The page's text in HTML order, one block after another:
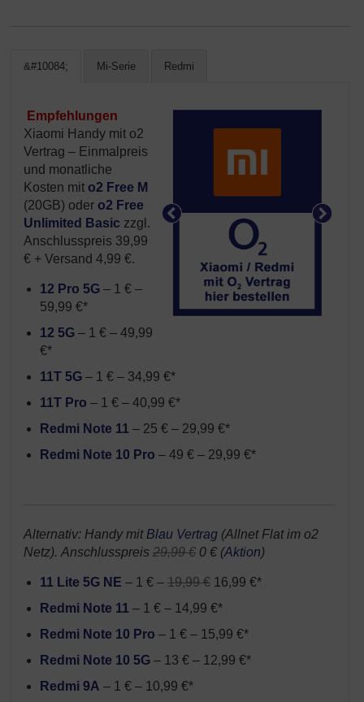
&#10084; Mi-Serie Redmi
Empfehlungen
Xiaomi Handy mit o2
Vertrag – Einmalpreis
und monatliche
Kosten mit o2 Free M
(20GB) oder o2 Free
Unlimited Basic zzgl.
Anschlusspreis 39,99
€ + Versand 4,99 €.
12 Pro 5G – 1 € –
59,99 €*
12 5G – 1 € – 49,99
€*
11T 5G – 1 € – 34,99 €*
11T Pro – 1 € – 40,99 €*
Redmi Note 11 – 25 € – 29,99 €*
Redmi Note 10 Pro – 49 € – 29,99 €*
Alternativ: Handy mit Blau Vertrag (Allnet Flat im o2
Netz). Anschlusspreis 29,99 € 0 € (Aktion)
11 Lite 5G NE – 1 € – 19,99 € 16,99 €*
Redmi Note 11 – 1 € – 14,99 €*
Redmi Note 10 Pro – 1 € – 15,99 €*
Redmi Note 10 5G – 13 € – 12,99 €*
Redmi 9A – 1 € – 10,99 €*